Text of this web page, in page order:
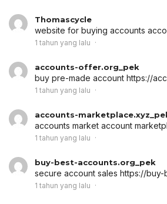
Thomascycle
website for buying accounts
1 tahun yang lalu
accounts-offer.org_pek
buy pre-made account https://
1 tahun yang lalu
accounts-
accounts market account
1 tahun yang lalu
buy-best-accounts.org_pek
secure account sales https://buy-
1 tahun yang lalu